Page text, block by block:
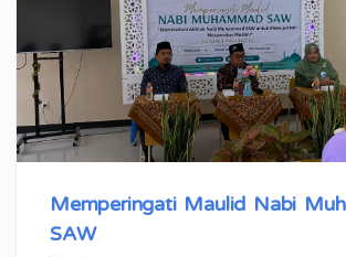
Memperingati Maulid Nabi
SAW